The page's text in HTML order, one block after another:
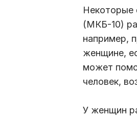
Некоторые
(МКБ-10)
например,
женщине,
может
человек,
У женщин